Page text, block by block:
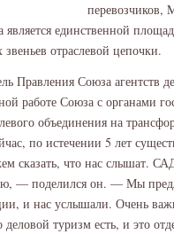
перевозчиков,
единственной
отраслевой цепочки.
Правления Союза агентств
работе Союза с органами
объединения на
по истечении 5 лет
сказать, что нас слышат.
— поделился он. — Мы
и нас услышали. Очень
деловой туризм есть, и это